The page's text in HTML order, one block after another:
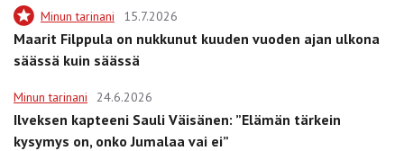
Minun tarinani 15.7.2026
Maarit Filppula on nukkunut kuuden vuoden ajan ulkona
säässä kuin säässä
Minun tarinani 24.6.2026
Ilveksen kapteeni Sauli Väisänen: ”Elämän tärkein
kysymys on, onko Jumalaa vai ei”